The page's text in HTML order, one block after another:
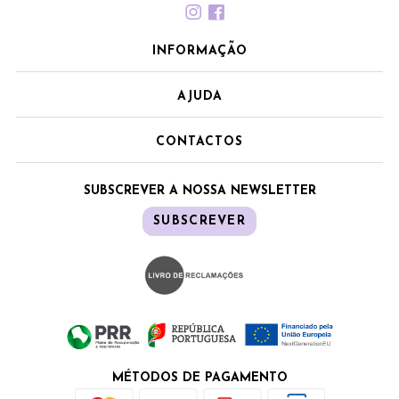
INFORMAÇÃO
AJUDA
CONTACTOS
SUBSCREVER A NOSSA NEWSLETTER
SUBSCREVER
MÉTODOS DE PAGAMENTO